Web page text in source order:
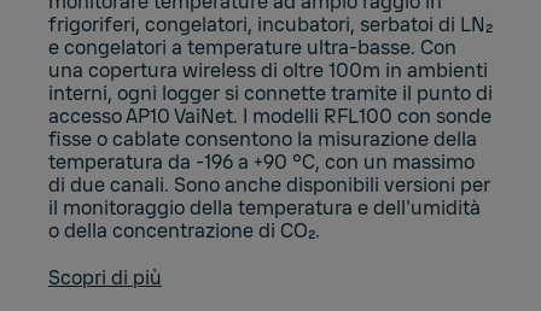
frigoriferi, congelatori, incubatori, serbatoi di LN₂
e congelatori a temperature ultra-basse. Con
una copertura wireless di oltre 100m in ambienti
interni, ogni logger si connette tramite il punto di
accesso AP10 VaiNet. I modelli RFL100 con sonde
fisse o cablate consentono la misurazione della
temperatura da -196 a +90 °C, con un massimo
di due canali. Sono anche disponibili versioni per
il monitoraggio della temperatura e dell'umidità
o della concentrazione di CO₂.
Scopri di più